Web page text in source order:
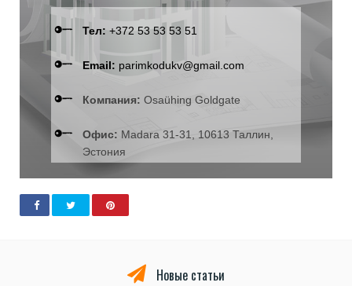
Тел: +372 53 53 53 51
Email: parimkodukv@gmail.com
Компания: Osaühing Goldgate
Офис: Madara 31-31, 10613 Таллин,
Эстония
Новые статьи